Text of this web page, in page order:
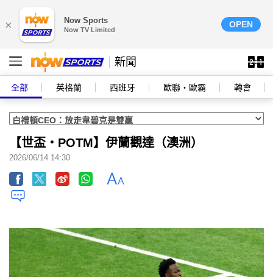
× Now Sports
Now TV Limited
OPEN
新聞
全部 英格蘭 西班牙 歐聯‧歐霸 轉會
【世盃‧POTM】伊蘭觀達（澳洲）
2026/06/14 14:30